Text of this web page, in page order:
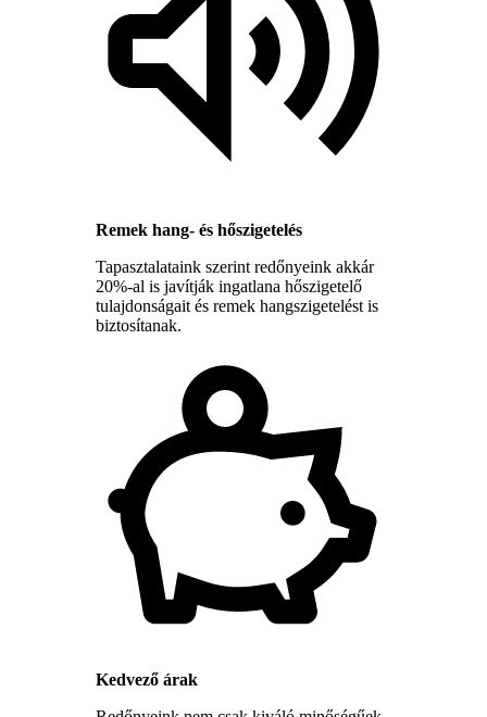
Remek hang- és hőszigetelés
Tapasztalataink szerint redőnyeink akkár
20%-al is javítják ingatlana hőszigetelő
tulajdonságait és remek hangszigetelést is
biztosítanak.
Kedvező árak